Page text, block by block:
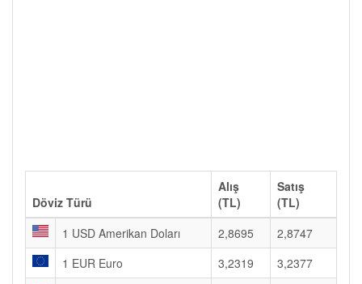
Döviz Türü
Alış
(TL)
Satış
(TL)
1 USD Amerikan Doları
2,8695
2,8747
1 EUR Euro
3,2319
3,2377